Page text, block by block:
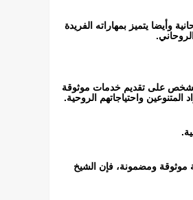
وأيضا يتميز بمهاراته الفريدة
الشخص على تقديم خدمات موثوقة
واحتياجاتهم الروحية.
موثوقة ومضمونة، فإن الشيخ